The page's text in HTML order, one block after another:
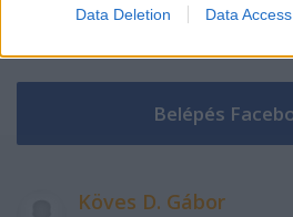
Data Deletion Data Access
Köves D. Gábor